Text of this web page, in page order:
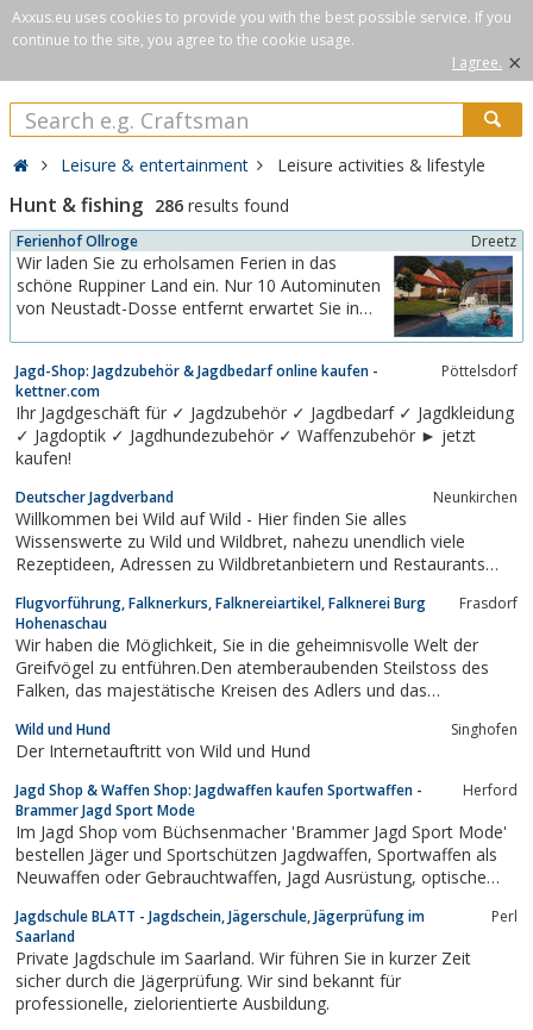
Axxus.eu uses cookies to provide you with the best possible service. If you
continue to the site, you agree to the cookie usage.
I agree. ×
Leisure & entertainment Leisure activities & lifestyle
Hunt & fishing 286 results found
Ferienhof Ollroge Dreetz
Wir laden Sie zu erholsamen Ferien in das
schöne Ruppiner Land ein. Nur 10 Autominuten
von Neustadt-Dosse entfernt erwartet Sie in
Haus barrierefrei, und 2 Ferienwohnungen
bieten ausreichend Platz für 15 Personen.
Während Ihres...
Jagd-Shop: Jagdzubehör & Jagdbedarf online kaufen -
kettner.com
Pöttelsdorf
Ihr Jagdgeschäft für ✓ Jagdzubehör ✓ Jagdbedarf ✓ Jagdkleidung
✓ Jagdoptik ✓ Jagdhundezubehör ✓ Waffenzubehör ► jetzt
kaufen!
Deutscher Jagdverband Neunkirchen
Willkommen bei Wild auf Wild - Hier finden Sie alles
Wissenswerte zu Wild und Wildbret, nahezu unendlich viele
Rezeptideen, Adressen zu Wildbretanbietern und Restaurants
Flugvorführung, Falknerkurs, Falknereiartikel, Falknerei Burg
Hohenaschau
Frasdorf
Wir haben die Möglichkeit, Sie in die geheimnisvolle Welt der
Greifvögel zu entführen.Den atemberaubenden Steilstoss des
Falken, das majestätische Kreisen des Adlers und das
hautnah.Für Schulen und Kindergärten haben wir eine
Flugvorführung zusammengestellt, in der...
Wild und Hund Singhofen
Der Internetauftritt von Wild und Hund
Jagd Shop & Waffen Shop: Jagdwaffen kaufen Sportwaffen -
Brammer Jagd Sport Mode
Herford
Im Jagd Shop vom Büchsenmacher 'Brammer Jagd Sport Mode'
bestellen Jäger und Sportschützen Jagdwaffen, Sportwaffen als
Neuwaffen oder Gebrauchtwaffen, Jagd Ausrüstung, optische
Jagdschule BLATT - Jagdschein, Jägerschule, Jägerprüfung im
Saarland
Perl
Private Jagdschule im Saarland. Wir führen Sie in kurzer Zeit
sicher durch die Jägerprüfung. Wir sind bekannt für
professionelle, zielorientierte Ausbildung.